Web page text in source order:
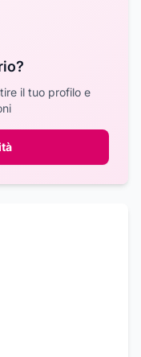
il tuo profilo e